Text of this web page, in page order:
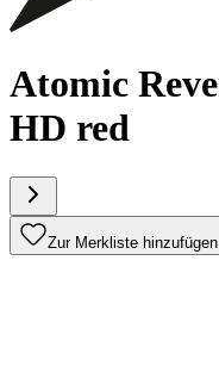
Atomic
HD red
Zur Merkliste hinzufügen